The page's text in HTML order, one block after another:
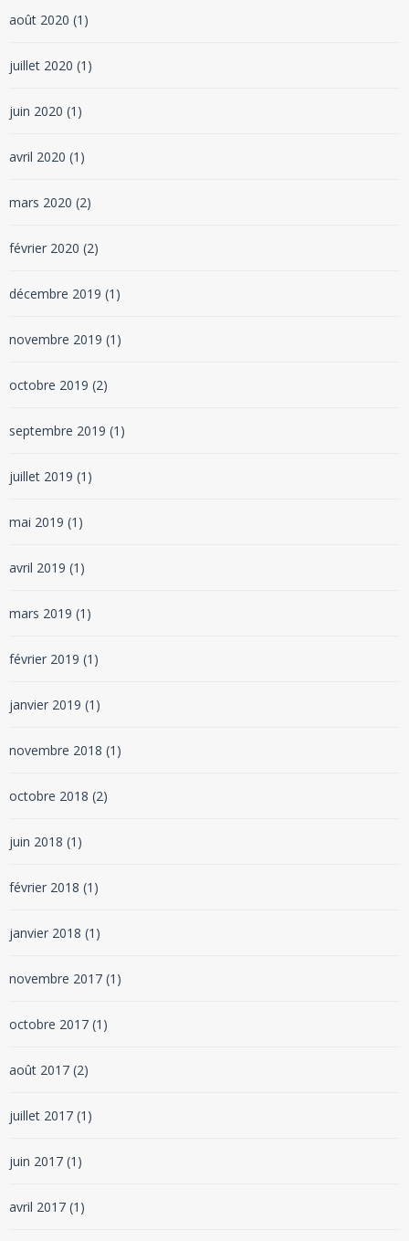
août 2020 (1)
juillet 2020 (1)
juin 2020 (1)
avril 2020 (1)
mars 2020 (2)
février 2020 (2)
décembre 2019 (1)
novembre 2019 (1)
octobre 2019 (2)
septembre 2019 (1)
juillet 2019 (1)
mai 2019 (1)
avril 2019 (1)
mars 2019 (1)
février 2019 (1)
janvier 2019 (1)
novembre 2018 (1)
octobre 2018 (2)
juin 2018 (1)
février 2018 (1)
janvier 2018 (1)
novembre 2017 (1)
octobre 2017 (1)
août 2017 (2)
juillet 2017 (1)
juin 2017 (1)
avril 2017 (1)